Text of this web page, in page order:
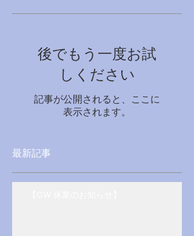
後でもう一度お試
しください
記事が公開されると、ここに
表示されます。
最新記事